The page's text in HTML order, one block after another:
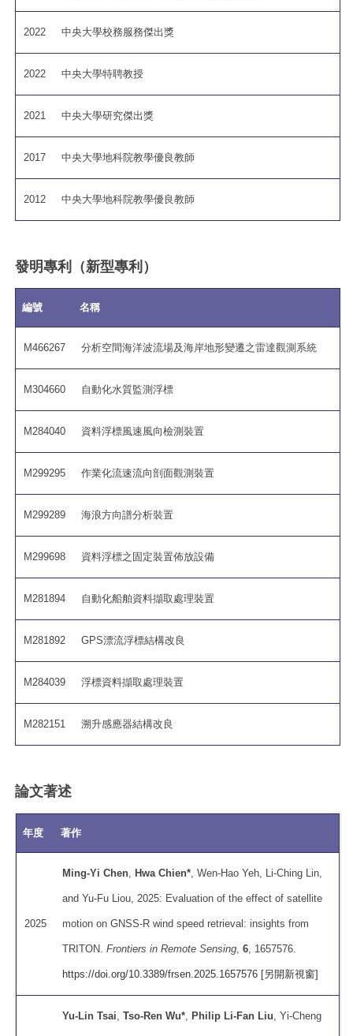
2022 中央大學校務服務傑出獎
2022 中央大學特聘教授
2021 中央大學研究傑出獎
2017 中央大學地科院教學優良教師
2012 中央大學地科院教學優良教師
發明專利（新型專利）
編號 名稱
M466267 分析空間海洋波流場及海岸地形變遷之雷達觀測系統
M304660 自動化水質監測浮標
M284040 資料浮標風速風向檢測裝置
M299295 作業化流速流向剖面觀測裝置
M299289 海浪方向譜分析裝置
M299698 資料浮標之固定裝置佈放設備
M281894 自動化船舶資料擷取處理裝置
M281892 GPS漂流浮標結構改良
M284039 浮標資料擷取處理裝置
M282151 溯升感應器結構改良
論文著述
年度 著作
2025
Ming-Yi Chen ,Hwa Chien* , Wen-Hao Yeh, Li-Ching Lin,
and Yu-Fu Liou, 2025: Evaluation of the effect of satellite
motion on GNSS-R wind speed retrieval: insights from
TRITON.Frontiers in Remote Sensing ,6 , 1657576.
https://doi.org/10.3389/frsen.2025.1657576 [另開新視窗]
Yu-Lin Tsai ,Tso-Ren Wu* ,Philip Li-Fan Liu , Yi-Cheng